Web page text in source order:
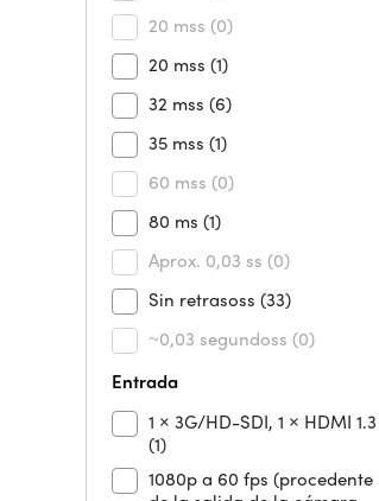
20 mss (0)
20 mss (1)
32 mss (6)
35 mss (1)
60 mss (0)
80 ms (1)
Aprox. 0,03 ss (0)
Sin retrasoss (33)
~0,03 segundoss (0)
Entrada
1 × 3G/HD-SDI, 1 × HDMI 1.3
(1)
1080p a 60 fps (procedente